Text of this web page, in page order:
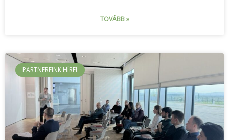
TOVÁBB »
PARTNEREINK HÍREI